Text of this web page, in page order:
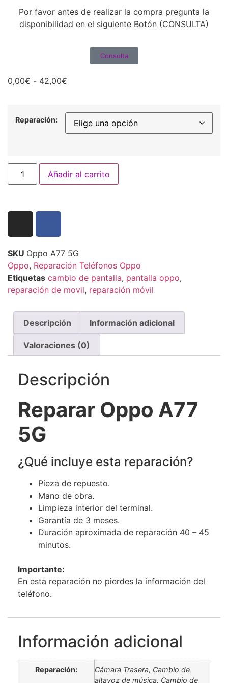
Por favor antes de realizar la compra pregunta la
disponibilidad en el siguiente Botón (CONSULTA)
Consulta
0,00€ - 42,00€
Reparación:
Añadir al carrito
SKU Oppo A77 5G
Oppo, Reparación Teléfonos Oppo
Etiquetas cambio de pantalla, pantalla oppo,
reparación de movil, reparación móvil
Descripción Información adicional
Valoraciones (0)
Descripción
Reparar Oppo A77
5G
¿Qué incluye esta reparación?
Pieza de repuesto.
Mano de obra.
Limpieza interior del terminal.
Garantía de 3 meses.
Duración aproximada de reparación 40 – 45
minutos.
Importante:
En esta reparación no pierdes la información del
teléfono.
Información adicional
Reparación:
Cámara Trasera, Cambio de
altavoz de música, Cambio de